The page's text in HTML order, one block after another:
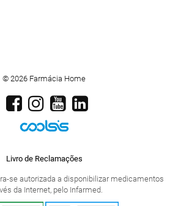
© 2026 Farmácia Home
Livro de Reclamações
se autorizada a disponibilizar medicamentos
da Internet, pelo Infarmed.